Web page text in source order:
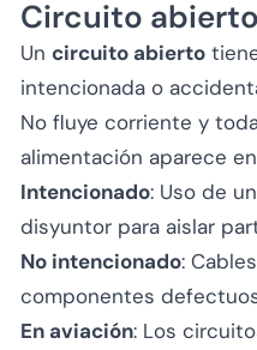
Circuito abierto
Un circuito abierto
intencionada o
No fluye corriente y
alimentación aparece
Intencionado: Uso de
disyuntor para aislar
No intencionado:
componentes
En aviación: Los